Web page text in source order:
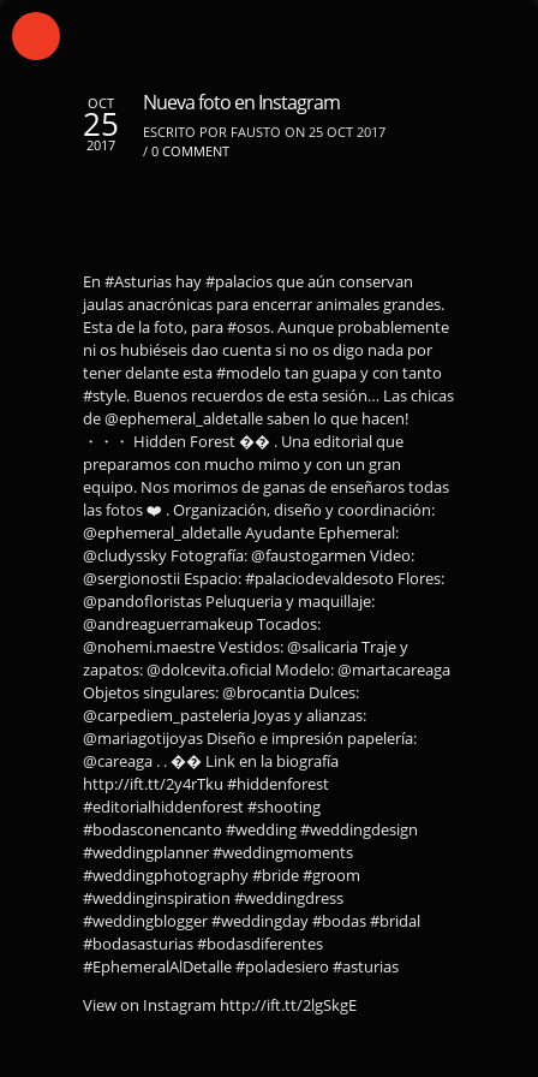
OCT
25
2017
Nueva foto en Instagram
ESCRITO POR FAUSTO ON 25 OCT 2017
/ 0 COMMENT
En #Asturias hay #palacios que aún conservan
jaulas anacrónicas para encerrar animales grandes.
Esta de la foto, para #osos. Aunque probablemente
ni os hubiéseis dao cuenta si no os digo nada por
tener delante esta #modelo tan guapa y con tanto
#style. Buenos recuerdos de esta sesión… Las chicas
de @ephemeral_aldetalle saben lo que hacen!
・・・ Hidden Forest �� . Una editorial que
preparamos con mucho mimo y con un gran
equipo. Nos morimos de ganas de enseñaros todas
las fotos ❤️ . Organización, diseño y coordinación:
@ephemeral_aldetalle Ayudante Ephemeral:
@cludyssky Fotografía: @faustogarmen Video:
@sergionostii Espacio: #palaciodevaldesoto Flores:
@pandofloristas Peluqueria y maquillaje:
@andreaguerramakeup Tocados:
@nohemi.maestre Vestidos: @salicaria Traje y
zapatos: @dolcevita.oficial Modelo: @martacareaga
Objetos singulares: @brocantia Dulces:
@carpediem_pasteleria Joyas y alianzas:
@mariagotijoyas Diseño e impresión papelería:
@careaga . . �� Link en la biografía
http://ift.tt/2y4rTku #hiddenforest
#editorialhiddenforest #shooting
#bodasconencanto #wedding #weddingdesign
#weddingplanner #weddingmoments
#weddingphotography #bride #groom
#weddinginspiration #weddingdress
#weddingblogger #weddingday #bodas #bridal
#bodasasturias #bodasdiferentes
#EphemeralAlDetalle #poladesiero #asturias
View on Instagram http://ift.tt/2lgSkgE